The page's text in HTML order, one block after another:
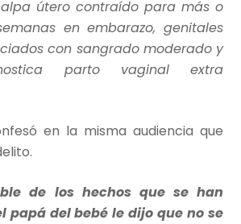
útero contraído para más o
en embarazo, genitales
con sangrado moderado y
parto vaginal extra
en la misma audiencia que
de los hechos que se han
papá del bebé le dijo que no se